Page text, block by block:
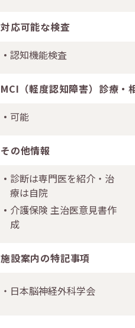
対応可能な検査
認知機能検査
MCI（軽度認知障害）診療・
可能
その他情報
診断は専門医を紹介・治
療は自院
介護保険 主治医意見書作
成
施設案内の特記事項
・日本脳神経外科学会